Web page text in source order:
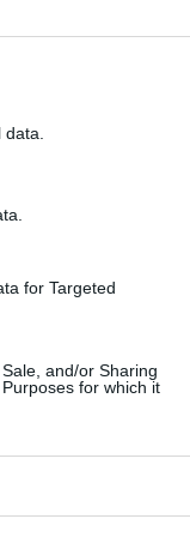
for Targeted
and/or Sharing
for which it
στο
–
2019» λένε
ψηφίστηκε το
Να ενταχθεί
των
χωριά της